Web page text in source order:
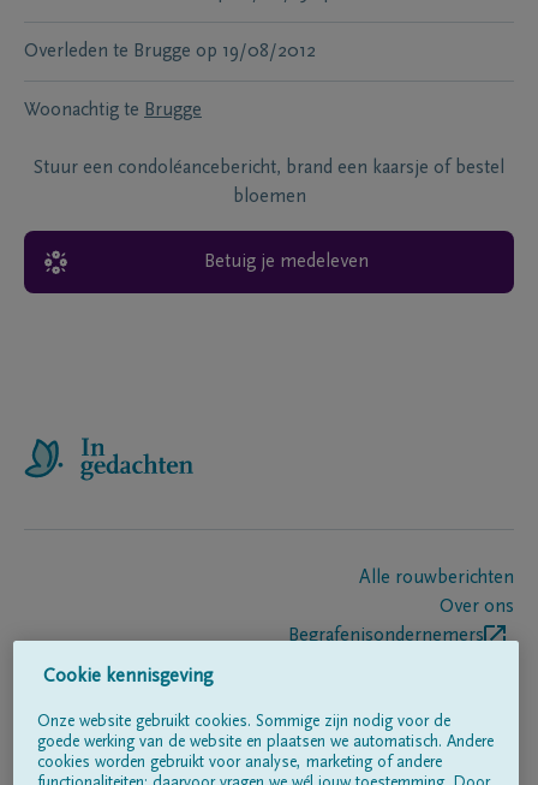
Overleden te Brugge op 19/08/2012
Woonachtig te Brugge
Stuur een condoléancebericht, brand een kaarsje of bestel
bloemen
Betuig je medeleven
Alle rouwberichten
Over ons
Begrafenisondernemers
Volg ons op
Cookie kennisgeving
Onze website gebruikt cookies. Sommige zijn nodig voor de
goede werking van de website en plaatsen we automatisch. Andere
cookies worden gebruikt voor analyse, marketing of andere